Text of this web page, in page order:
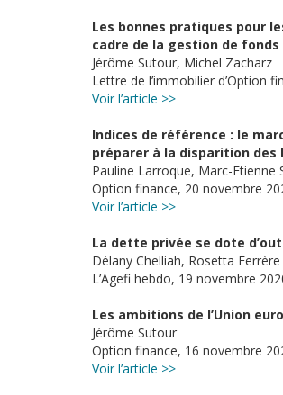
Les bonnes pratiques pour
cadre de la gestion de
Jérôme Sutour, Michel Zacharz
Lettre de l’immobilier d’Option
Voir l’article >>
Indices de référence : le
préparer à la disparition des
Pauline Larroque, Marc-Etienne
Option finance, 20 novembre
Voir l’article >>
La dette privée se dote
Délany Chelliah, Rosetta Ferrère
L’Agefi hebdo, 19 novembre
Les ambitions de l’Union
Jérôme Sutour
Option finance, 16 novembre
Voir l’article >>